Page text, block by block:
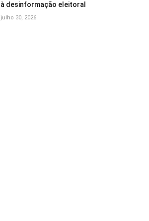
à desinformação eleitoral
julho 30, 2026